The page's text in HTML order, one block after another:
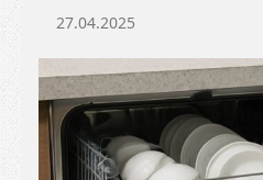
27.04.2025